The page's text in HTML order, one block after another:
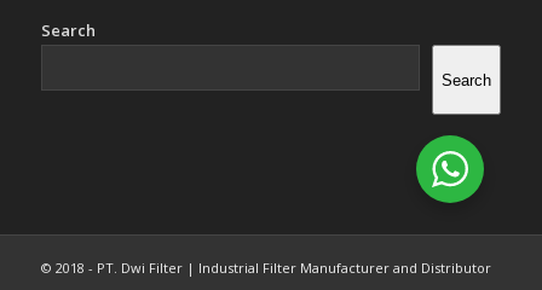
Search
Search
© 2018 - PT. Dwi Filter | Industrial Filter Manufacturer and Distributor